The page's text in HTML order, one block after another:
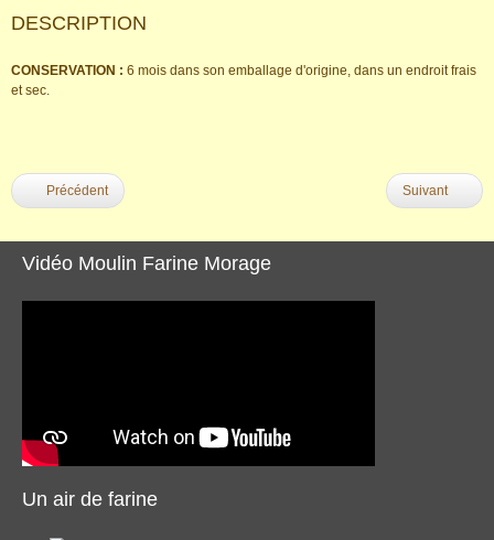
DESCRIPTION
CONSERVATION : 6 mois dans son emballage d'origine, dans un endroit frais
et sec.
Précédent Suivant
Vidéo Moulin Farine Morage
Un air de farine